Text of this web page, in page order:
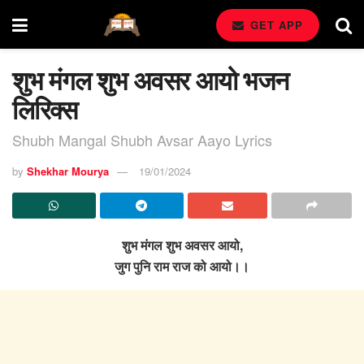
GET APP
शुभ मंगल शुभ अवसर आयो भजन
लिरिक्स
Shubh Mangal Shubh Avsar Aayo Lyrics
by Shekhar Mourya 19/01/2024
शुभ मंगल शुभ अवसर आयो,
जुग पुनि राम राज को आयो।।